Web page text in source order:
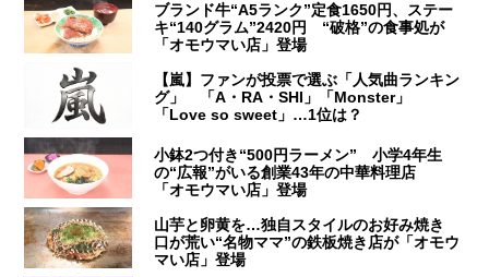
ブランド牛“A5ランク”定食1650円、ステー
キ“140グラム”2420円 “破格”の食事処が
「オモウマい店」登場
【嵐】ファンが投票で選ぶ「人気曲ランキン
グ」 「A・RA・SHI」「Monster」
「Love so sweet」…1位は？
小鉢2つ付き“500円ラーメン” 小学4年生
の“広報”がいる創業43年の中華料理店
「オモウマい店」登場
山芋と卵黄を…独自スタイルのお好み焼き
口が荒い“名物ママ”の鉄板焼き店が「オモウ
マい店」登場